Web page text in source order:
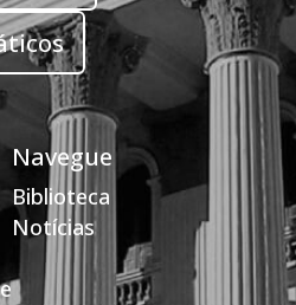
Navegue
Biblioteca
Notícias